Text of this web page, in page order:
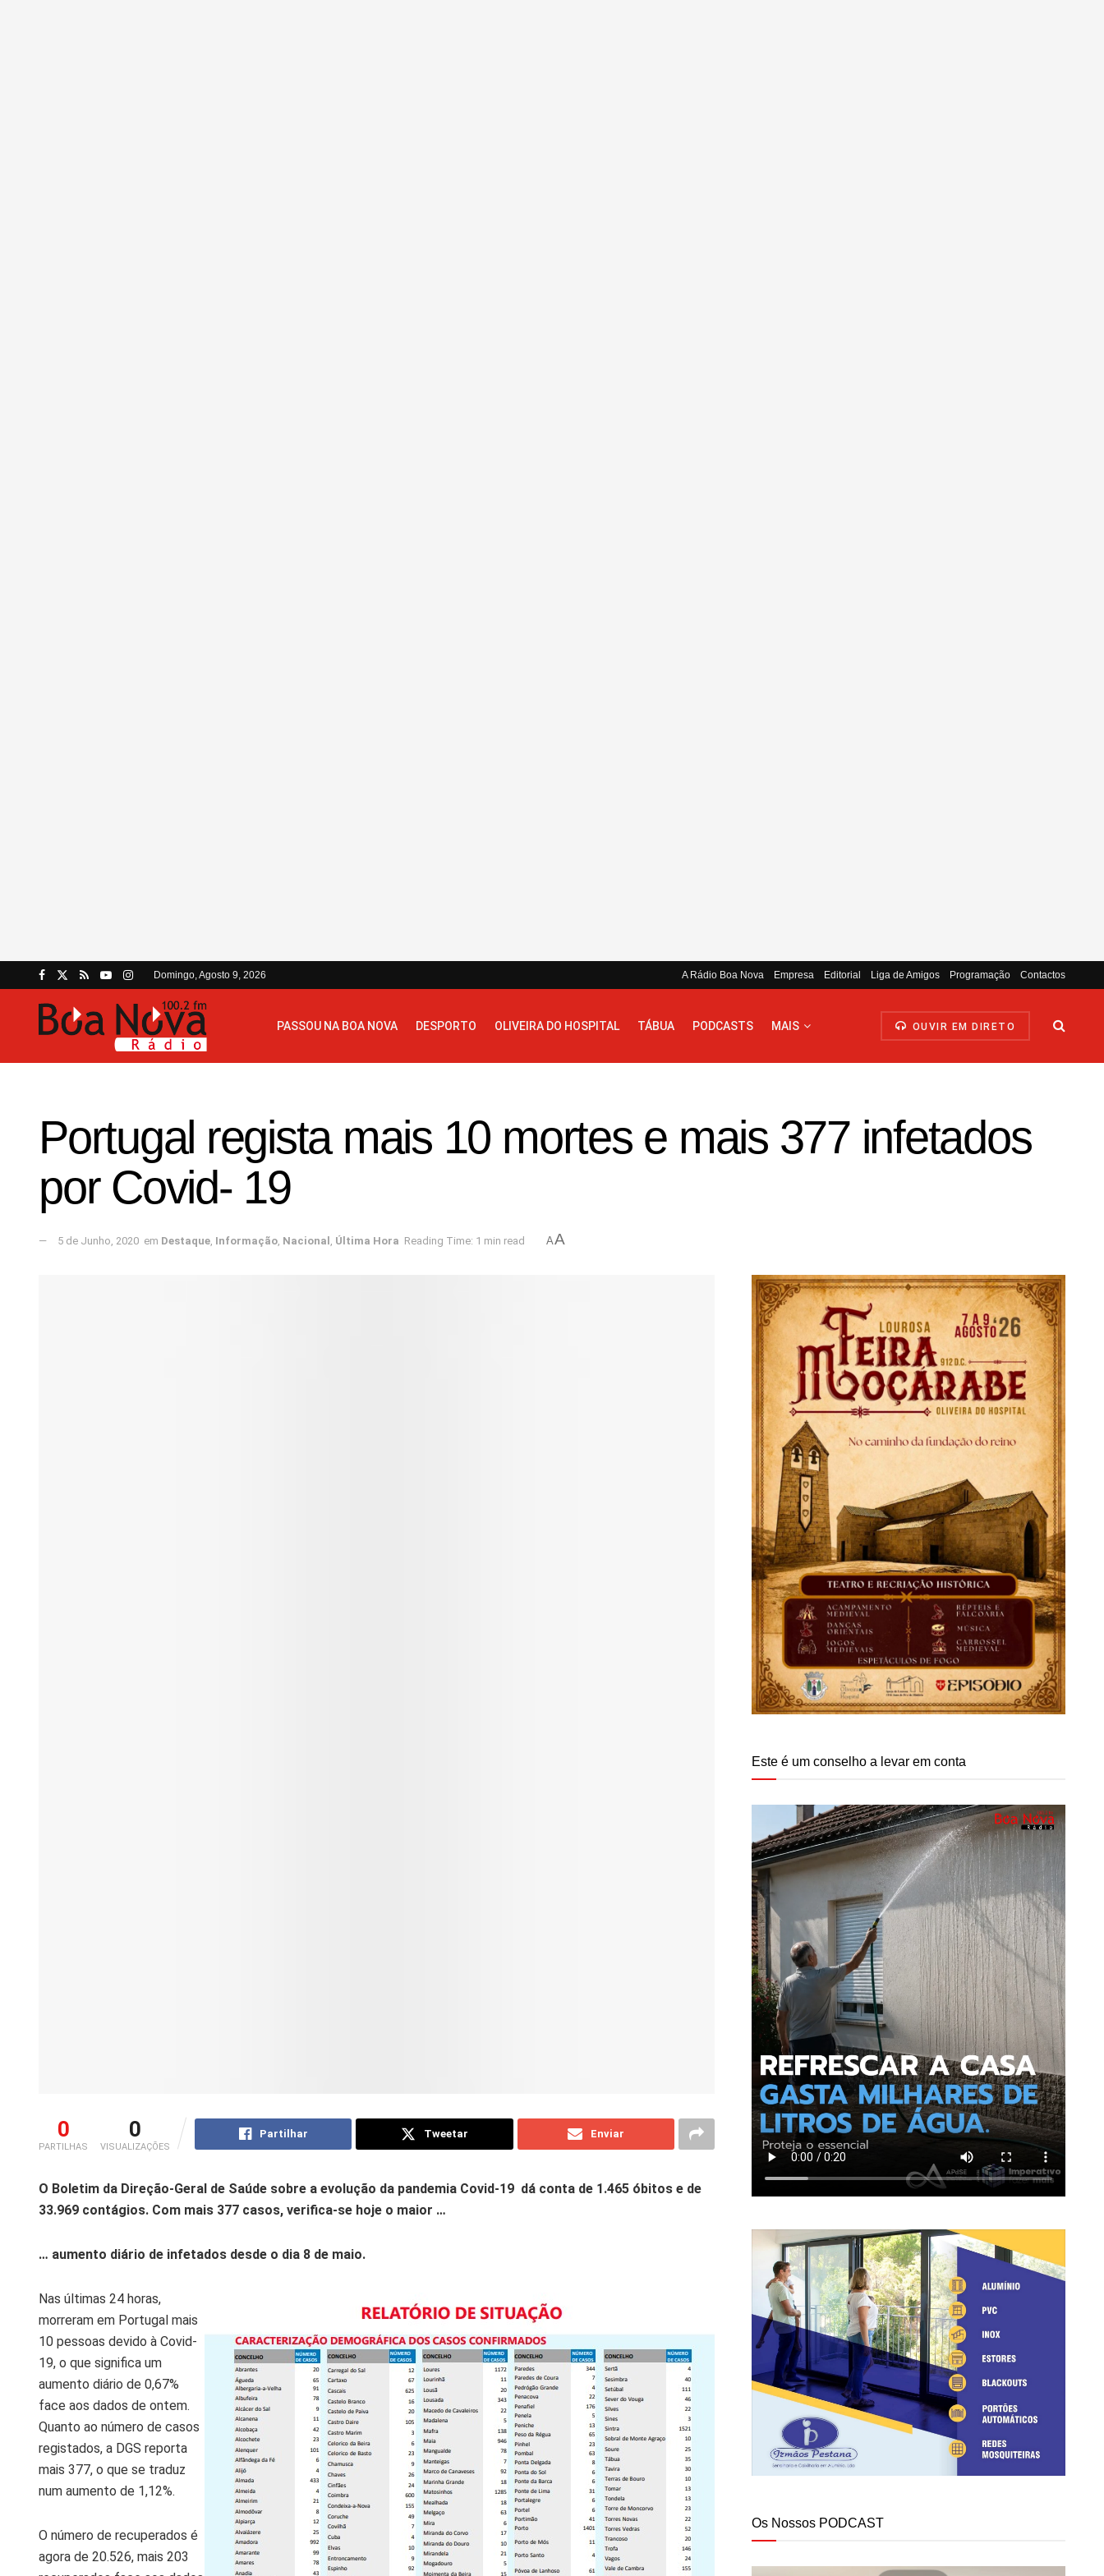
Domingo, Agosto 9, 2026 A Rádio Boa Nova Empresa Editorial Liga de Amigos Programação Contactos
PASSOU NA BOA NOVA DESPORTO OLIVEIRA DO HOSPITAL TÁBUA PODCASTS MAIS OUVIR EM DIRETO
Portugal regista mais 10 mortes e mais 377 infetados
por Covid- 19
5 de Junho, 2020 em Destaque, Informação, Nacional , Última Hora Reading Time: 1 min read AA
0
PARTILHAS
0
VISUALIZAÇÕES
Partilhar Tweetar Enviar
O Boletim da Direção-Geral de Saúde sobre a evolução da pandemia Covid-19 dá conta de 1.465 óbitos e de
33.969 contágios. Com mais 377 casos, verifica-se hoje o maior …
… aumento diário de infetados desde o dia 8 de maio.
Nas últimas 24 horas,
morreram em Portugal mais
10 pessoas devido à Covid-
19, o que significa um
aumento diário de 0,67%
face aos dados de ontem.
Quanto ao número de casos
registados, a DGS reporta
mais 377, o que se traduz
num aumento de 1,12%.
O número de recuperados é
agora de 20.526, mais 203
Este é um conselho a levar em conta
Os Nossos PODCAST